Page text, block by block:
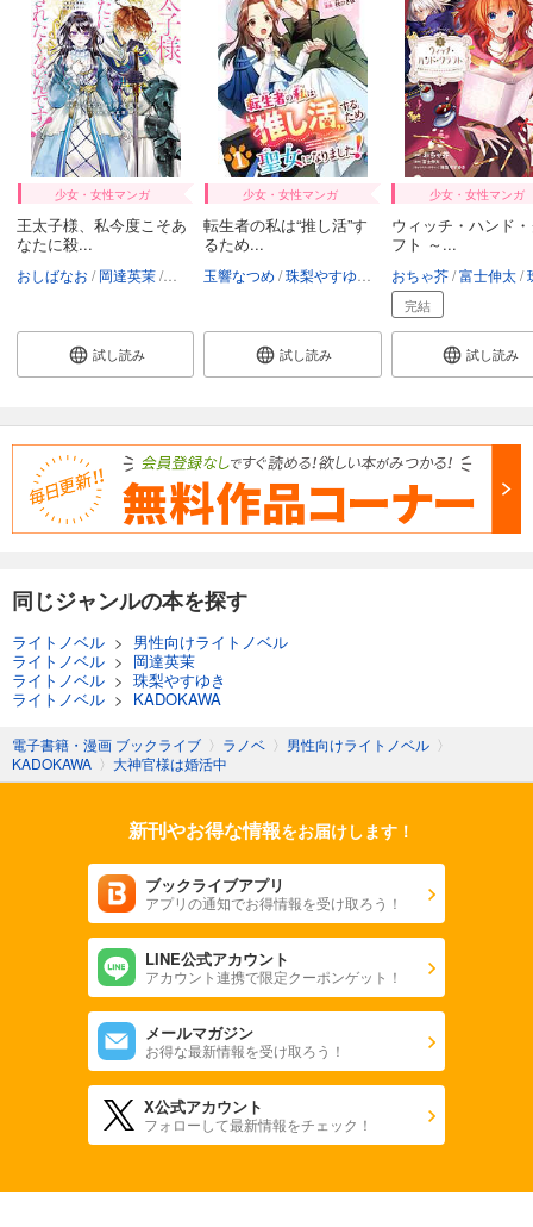
少女・女性マンガ
王太子様、私今度こそあ
なたに殺...
おしばなお 岡達英茉 先崎真琴
試し読み
少女・女性マンガ
転生者の私は“推し活”す
るため...
玉響なつめ 珠梨やすゆき 秋ひさほ
試し読み
少女・女性マンガ
ウィッチ・ハンド
フト ～...
おちゃ芥 富士伸太 珠
完結
試し読み
同じジャンルの本を探す
ライトノベル > 男性向けライトノベル
ライトノベル > 岡達英茉
ライトノベル > 珠梨やすゆき
ライトノベル > KADOKAWA
電子書籍・漫画 ブックライブ 〉 ラノベ 〉 男性向けライトノベル 〉
KADOKAWA 〉 大神官様は婚活中
新刊やお得な情報をお届けします！
ブックライブアプリ
アプリの通知でお得情報を受け取ろう！
LINE公式アカウント
アカウント連携で限定クーポンゲット！
メールマガジン
お得な最新情報を受け取ろう！
X公式アカウント
フォローして最新情報をチェック！